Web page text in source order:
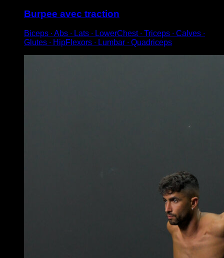
Burpee avec traction
Biceps ∙ Abs ∙ Lats ∙ LowerChest ∙ Triceps ∙ Calves ∙
Glutes ∙ HipFlexors ∙ Lumbar ∙ Quadriceps